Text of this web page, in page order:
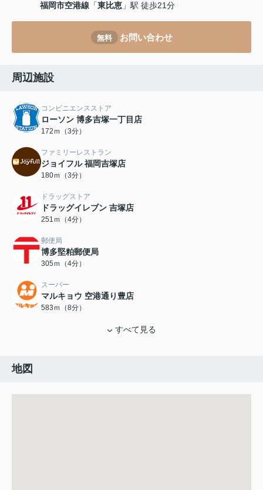
福岡市空港線 「東比恵 」駅 徒歩21分
無料 お問い合わせ
周辺施設
コンビニエンスストア
ローソン 博多吉塚一丁目店
172ｍ（3分）
ファミリーレストラン
ジョイフル 福岡吉塚店
180ｍ（3分）
ドラッグストア
ドラッグイレブン 吉塚店
251ｍ（4分）
郵便局
博多堅粕郵便局
305ｍ（4分）
スーパー
マルキョウ 空港通り豊店
583ｍ（8分）
すべて見る
地図